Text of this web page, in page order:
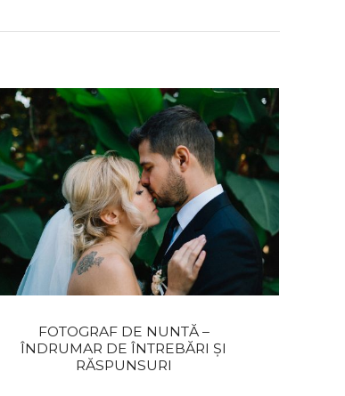
FOTOGRAF DE NUNTĂ –
ÎNDRUMAR DE ÎNTREBĂRI ȘI
RĂSPUNSURI